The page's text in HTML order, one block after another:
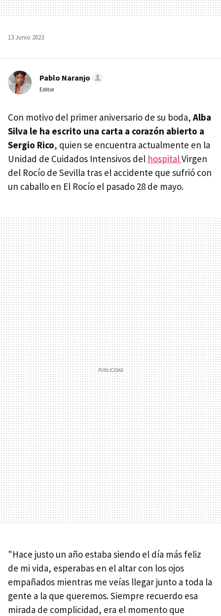
13 Junio 2023
Pablo Naranjo
Editor
Con motivo del primer aniversario de su boda, Alba
Silva le ha escrito una carta a corazón abierto a
Sergio Rico, quien se encuentra actualmente en la
Unidad de Cuidados Intensivos del hospitalVirgen
del Rocío de Sevilla tras el accidente que sufrió con
un caballo en El Rocío el pasado 28 de mayo.
"Hace justo un año estaba siendo el día más feliz
de mi vida, esperabas en el altar con los ojos
empañados mientras me veías llegar junto a toda la
gente a la que queremos. Siempre recuerdo esa
mirada de complicidad, era el momento que